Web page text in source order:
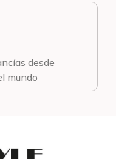
desde
mundo